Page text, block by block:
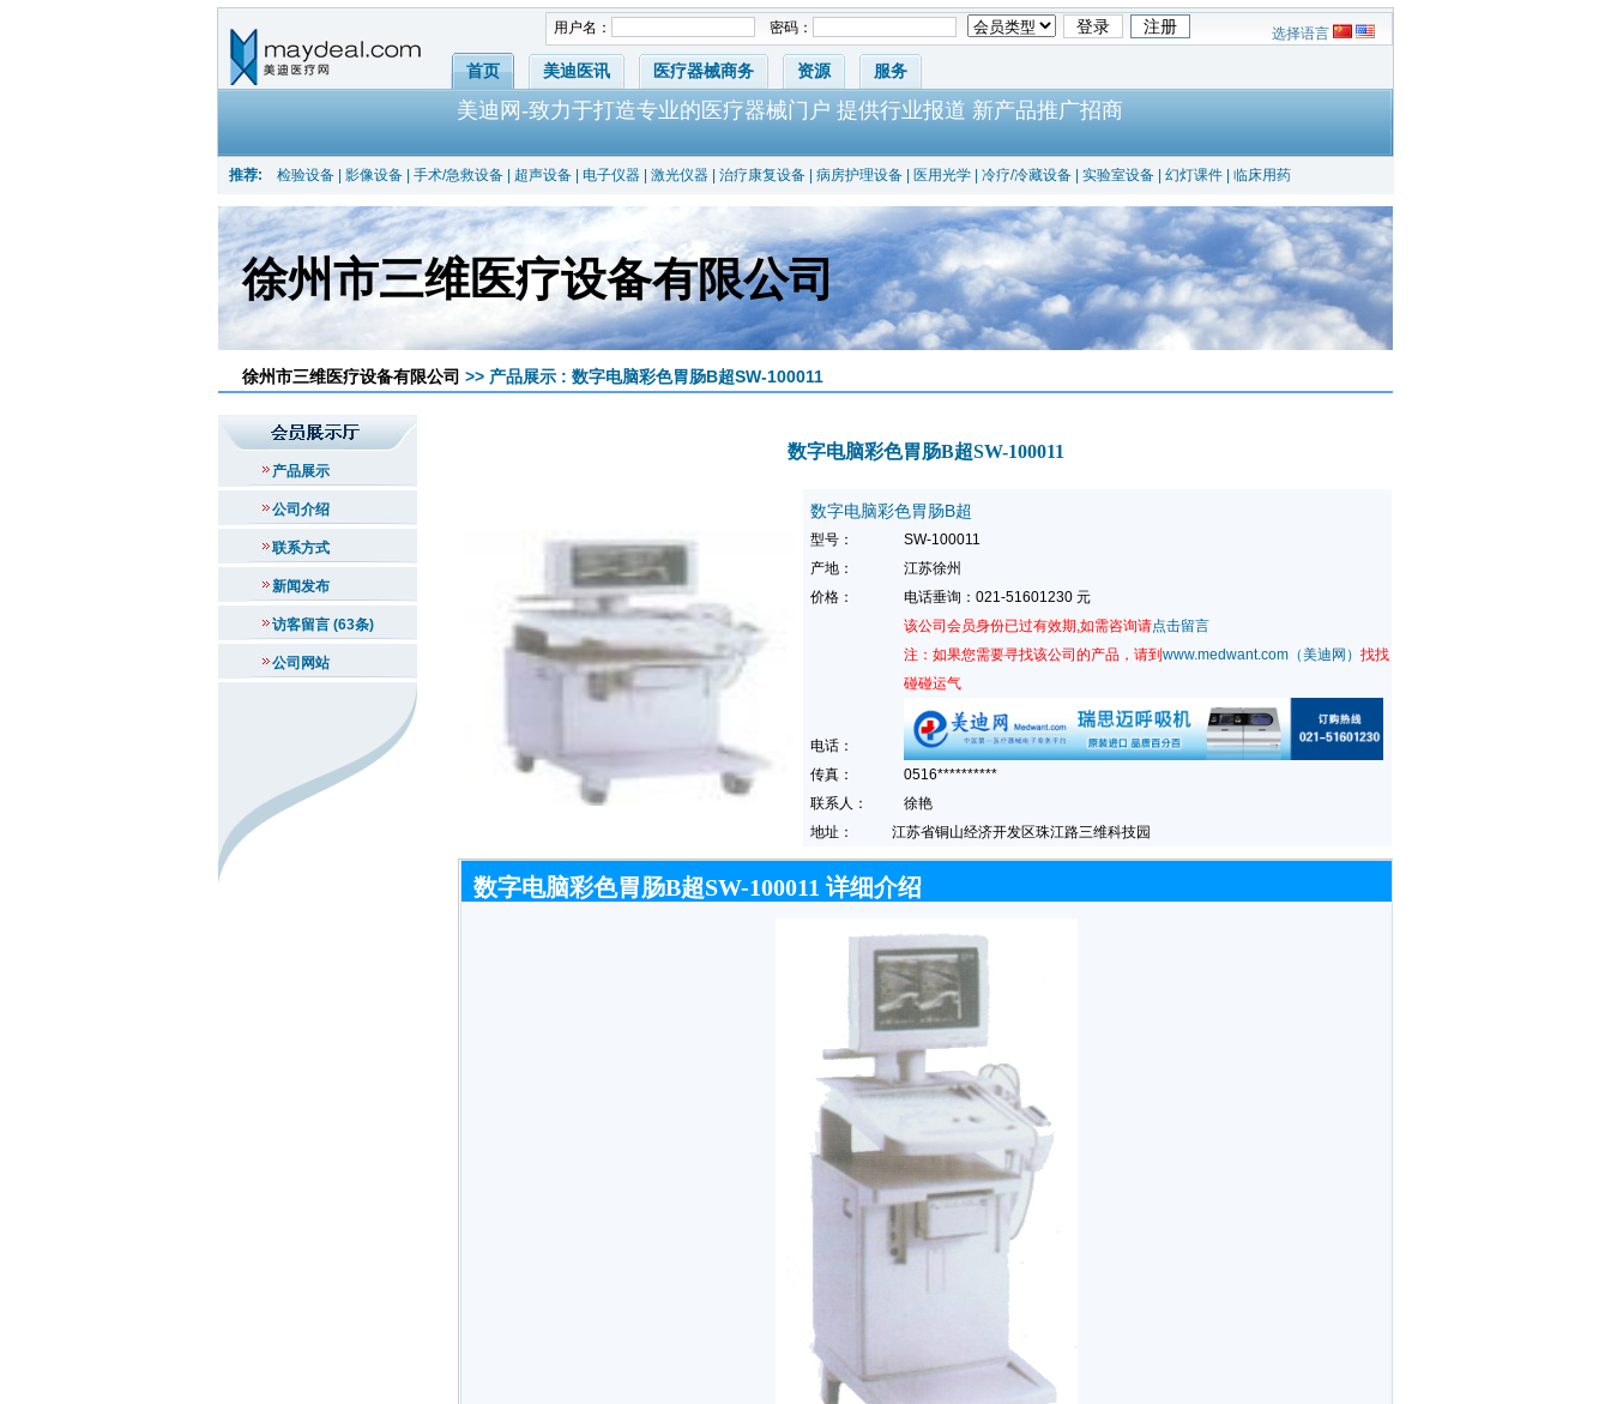
用户名： 密码： 选择语言
首页 美迪医讯 医疗器械商务 资源 服务
美迪网-致力于打造专业的医疗器械门户 提供行业报道 新产品推广招商
推荐: 检验设备 影像设备 手术/急救设备 超声设备 电子仪器 激光仪器 治疗康复设备 病房护理设备 医用光学 冷疗/冷藏设备 实验室设备 幻灯课件 临床用药
徐州市三维医疗设备有限公司
徐州市三维医疗设备有限公司 >> 产品展示 : 数字电脑彩色胃肠B超SW-100011
产品展示
公司介绍
联系方式
新闻发布
访客留言 (63条)
公司网站
数字电脑彩色胃肠B超SW-100011
数字电脑彩色胃肠B超
型号：
SW-100011
产地：
江苏徐州
价格：
电话垂询：021-51601230 元
电话：
该公司会员身份已过有效期,如需咨询请点击留言
注：如果您需要寻找该公司的产品，请到 www.medwant.com（美迪网） 找找
碰碰运气
传真：
0516**********
联系人：
徐艳
地址：
江苏省铜山经济开发区珠江路三维科技园
数字电脑彩色胃肠B超SW-100011 详细介绍